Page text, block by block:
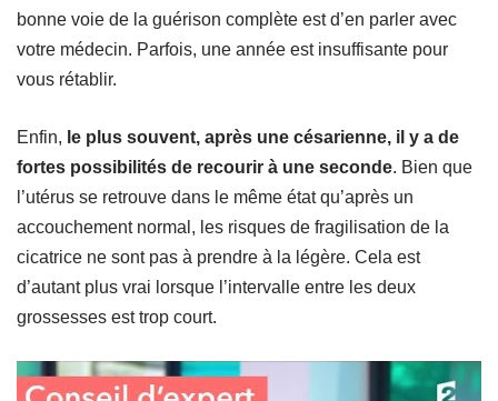
bonne voie de la guérison complète est d’en parler avec
votre médecin. Parfois, une année est insuffisante pour
vous rétablir.
Enfin, le plus souvent, après une césarienne, il y a de
fortes possibilités de recourir à une seconde. Bien que
l’utérus se retrouve dans le même état qu’après un
accouchement normal, les risques de fragilisation de la
cicatrice ne sont pas à prendre à la légère. Cela est
d’autant plus vrai lorsque l’intervalle entre les deux
grossesses est trop court.